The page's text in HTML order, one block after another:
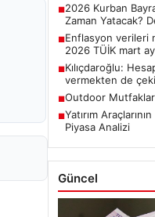
■2026 Kurban
Zaman Yatacak?
■Enflasyon verileri
2026 TÜİK mart
■Kılıçdaroğlu:
vermekten de
■Outdoor Mutfaklar
■Yatırım
Piyasa Analizi
Güncel